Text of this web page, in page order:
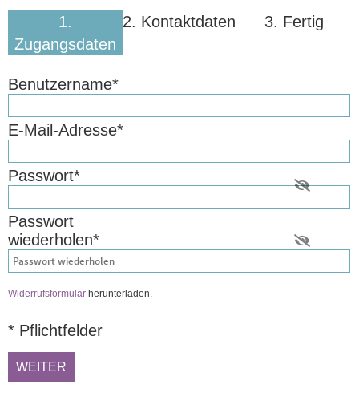
1.
Zugangsdaten
2. Kontaktdaten 3. Fertig
Benutzername*
E-Mail-Adresse*
Passwort*
Passwort
wiederholen*
Widerrufsformular herunterladen.
* Pflichtfelder